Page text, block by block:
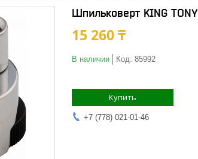
Шпильковерт KING
15 260 ₸
В наличии Код: 85992
Купить
+7 (778) 021-01-46